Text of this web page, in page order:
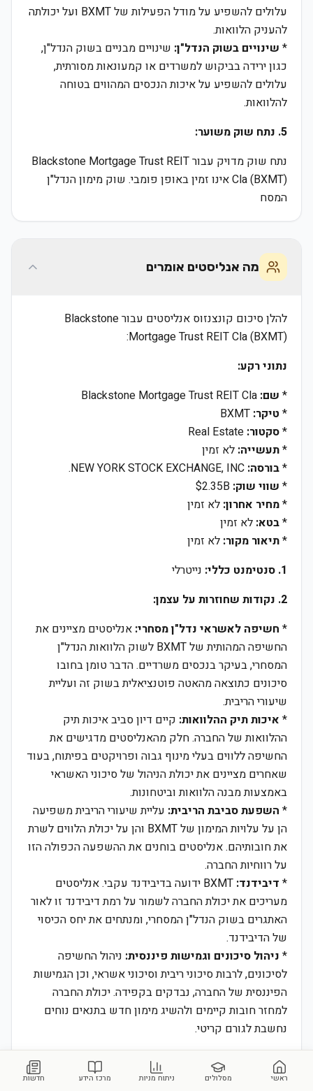
עלולים להשפיע על מודל הפעילות של BXMT ועל יכולתה
להעניק הלוואות.
* שינויים בשוק הנדל"ן: שינויים מבניים בשוק הנדל"ן,
כגון ירידה בביקוש למשרדים או קמעונאות מסורתית,
עלולים להשפיע על איכות הנכסים המהווים בטוחה
להלוואות.
5. נתח שוק משוער:
נתח שוק מדויק עבור Blackstone Mortgage Trust REIT
Cla (BXMT) אינו זמין באופן פומבי. שוק מימון הנדל"ן
המסח
מה אנליסטים אומרים
להלן סיכום קונצנזוס אנליסטים עבור Blackstone
Mortgage Trust REIT Cla (BXMT):
נתוני רקע:
* שם:
* טיקר:
*סקטור:
*תעשייה: לא זמין
*בורסה:
* שווי שוק:
*מחיר אחרון: לא זמין
*בטא: לא זמין
*תיאור מקור: לא זמין
1. סנטימנט כללי:
נייטרלי
2. נקודות שחוזרות על עצמן:
* חשיפה לאשראי נדל"ן מסחרי: אנליסטים מציינים את
החשיפה המהותית של BXMT לשוק הלוואות הנדל"ן
המסחרי, בעיקר בנכסים משרדיים. הדבר טומן בחובו
סיכונים כתוצאה מהאטה פוטנציאלית בשוק זה ועליית
שיעורי הריבית.
* איכות תיק ההלוואות: קיים דיון סביב איכות תיק
ההלוואות של החברה. חלק מהאנליסטים מדגישים את
החשיפה ללווים בעלי מינוף גבוה ופרויקטים בפיתוח, בעוד
שאחרים מציינים את יכולת הניהול של סיכוני האשראי
באמצעות מבנה הלוואות וביטחונות.
* השפעת סביבת הריבית: עליית שיעורי הריבית משפיעה
הן על עלויות המימון של BXMT והן על יכולת הלווים לשרת
את חובותיהם. אנליסטים בוחנים את ההשפעה הכפולה הזו
על רווחיות החברה.
* דיבידנד:
BXMT ידועה בדיבידנד עקבי. אנליסטים
מעריכים את יכולת החברה לשמור על רמת דיבידנד זו לאור
האתגרים בשוק הנדל"ן המסחרי, ומנתחים את יחס הכיסוי
של הדיבידנד.
* ניהול סיכונים וגמישות פיננסית: ניהול החשיפה
לסיכונים, לרבות סיכוני ריבית וסיכוני אשראי, וכן הגמישות
הפיננסית של החברה, נבדקים בקפידה. יכולת החברה
למחזר חובות קיימים ולהשיג מימון חדש בתנאים נוחים
נחשבת לגורם קריטי.
3. נקודות מחלוקת:
ראשי מסלולים ניתוח מניות מרכז הידע חדשות